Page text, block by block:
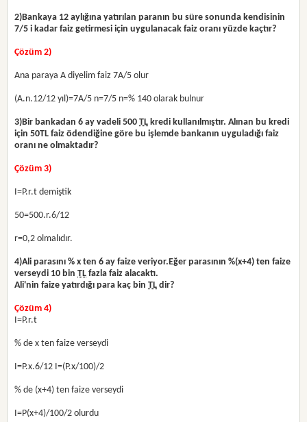
2)Bankaya 12 aylığına yatırılan paranın bu süre sonunda kendisinin
7/5 i kadar faiz getirmesi için uygulanacak faiz oranı yüzde kaçtır?
Çözüm 2)
Ana paraya A diyelim faiz 7A/5 olur
(A.n.12/12 yıl)=7A/5 n=7/5 n=% 140 olarak bulnur
3)Bir bankadan 6 ay vadeli 500TL kredi kullanılmıştır. Alınan bu kredi
için 50TL faiz ödendiğine göre bu işlemde bankanın uyguladığı faiz
oranı ne olmaktadır?
Çözüm 3)
I=P.r.t demiştik
50=500.r.6/12
r=0,2 olmalıdır.
4)Ali parasını % x ten 6 ay faize veriyor.Eğer parasının %(x+4) ten faize
verseydi 10 binTL fazla faiz alacaktı.
Ali'nin faize yatırdığı para kaç binTL dir?
Çözüm 4)
I=P.r.t
% de x ten faize verseydi
I=P.x.6/12 I=(P.x/100)/2
% de (x+4) ten faize verseydi
I=P(x+4)/100/2 olurdu